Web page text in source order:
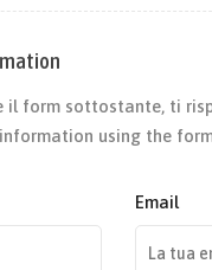
form sottostante, ti
using the
Email